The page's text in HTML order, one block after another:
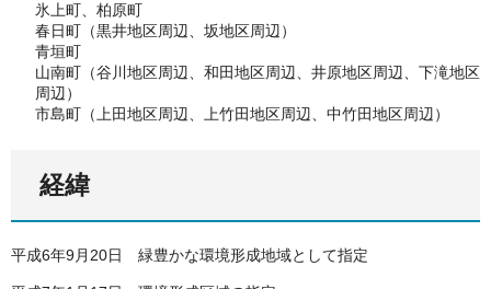
氷上町、柏原町
春日町（黒井地区周辺、坂地区周辺）
青垣町
山南町（谷川地区周辺、和田地区周辺、井原地区周辺、下滝地区
周辺）
市島町（上田地区周辺、上竹田地区周辺、中竹田地区周辺）
経緯
平成6年9月20日 緑豊かな環境形成地域として指定